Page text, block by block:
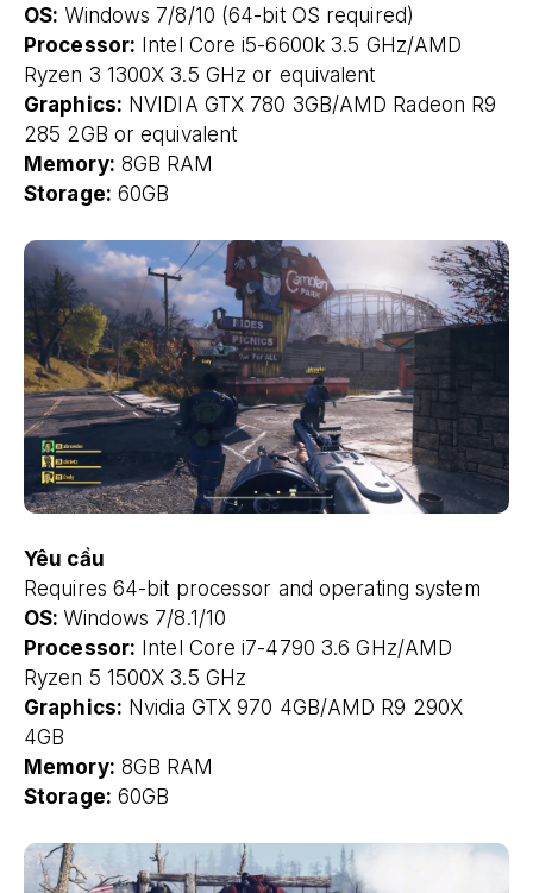
OS: Windows 7/8/10 (64-bit OS required)
Processor: Intel Core i5-6600k 3.5 GHz/AMD
Ryzen 3 1300X 3.5 GHz or equivalent
Graphics: NVIDIA GTX 780 3GB/AMD Radeon R9
285 2GB or equivalent
Memory: 8GB RAM
Storage: 60GB
Yêu cầu
Requires 64-bit processor and operating system
OS: Windows 7/8.1/10
Processor: Intel Core i7-4790 3.6 GHz/AMD
Ryzen 5 1500X 3.5 GHz
Graphics: Nvidia GTX 970 4GB/AMD R9 290X
4GB
Memory: 8GB RAM
Storage: 60GB